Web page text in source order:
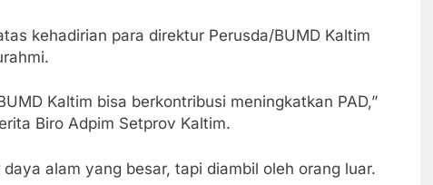
kehadirian para direktur Perusda/BUMD Kaltim
Kaltim bisa berkontribusi meningkatkan PAD,”
Biro Adpim Setprov Kaltim.
alam yang besar, tapi diambil oleh orang luar.